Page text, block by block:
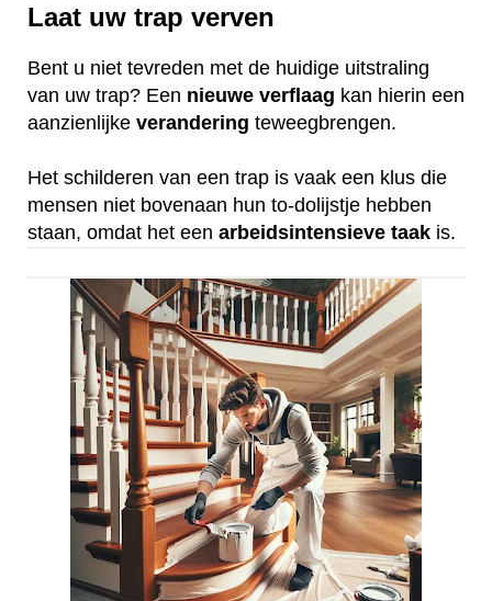
Laat uw trap verven
Bent u niet tevreden met de huidige uitstraling
van uw trap? Een nieuwe verflaag kan hierin een
aanzienlijke verandering teweegbrengen.
Het schilderen van een trap is vaak een klus die
mensen niet bovenaan hun to-dolijstje hebben
staan, omdat het een arbeidsintensieve taak is.